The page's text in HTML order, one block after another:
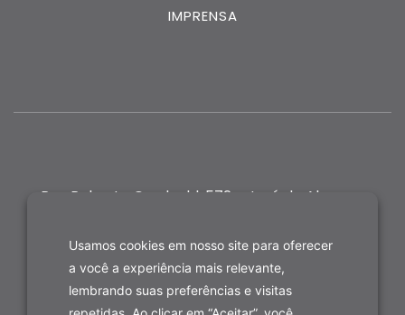
IMPRENSA
Rua Roberto Gradvohl, 572 - José de Alencar,
Usamos cookies em nosso site para oferecer
a você a experiência mais relevante,
lembrando suas preferências e visitas